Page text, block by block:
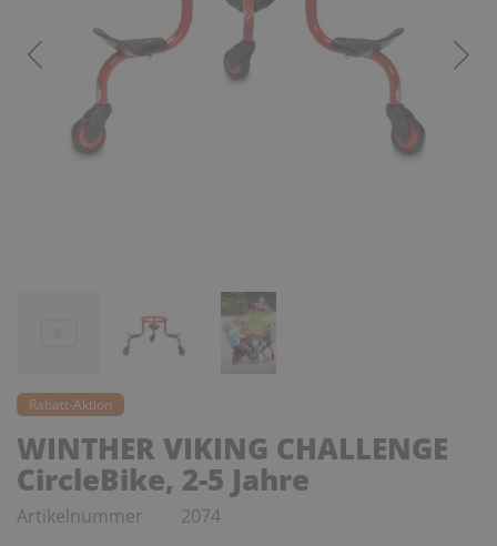
Rabatt-Aktion
WINTHER VIKING CHALLENGE
CircleBike, 2-5 Jahre
Artikelnummer 2074